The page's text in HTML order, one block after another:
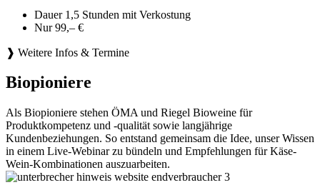
Dauer 1,5 Stunden mit Verkostung
Nur 99,– €
❱ Weitere Infos & Termine
Biopioniere
Als Biopioniere stehen ÖMA und Riegel Bioweine für
Produktkompetenz und -qualität sowie langjährige
Kundenbeziehungen. So entstand gemeinsam die Idee, unser Wissen
in einem Live-Webinar zu bündeln und Empfehlungen für Käse-
Wein-Kombinationen auszuarbeiten.